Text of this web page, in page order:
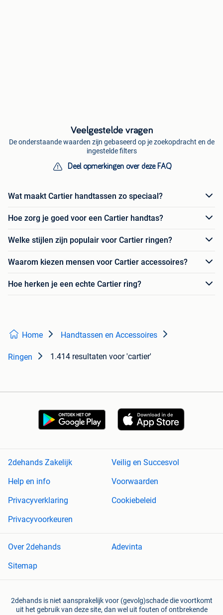
Veelgestelde vragen
De onderstaande waarden zijn gebaseerd op je zoekopdracht en de
ingestelde filters
Deel opmerkingen over deze FAQ
Wat maakt Cartier handtassen zo speciaal?
Hoe zorg je goed voor een Cartier handtas?
Welke stijlen zijn populair voor Cartier ringen?
Waarom kiezen mensen voor Cartier accessoires?
Hoe herken je een echte Cartier ring?
Home Handtassen en Accessoires
Ringen 1.414 resultaten voor 'cartier'
2dehands Zakelijk
Veilig en Succesvol
Help en info
Voorwaarden
Privacyverklaring
Cookiebeleid
Privacyvoorkeuren
Over 2dehands
Adevinta
Sitemap
2dehands is niet aansprakelijk voor (gevolg)schade die voortkomt
uit het gebruik van deze site, dan wel uit fouten of ontbrekende